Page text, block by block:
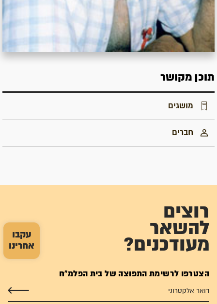
עקבו
אחרינו
תוכן מקושר
מושגים
חברים
רוצים
להשאר
מעודכנים?
הצטרפו לרשימת התפוצה של בית הפלמ"ח